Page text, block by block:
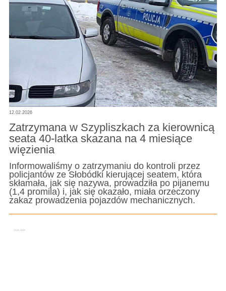
12.02.2026
Zatrzymana w Szypliszkach za kierownicą
seata 40-latka skazana na 4 miesiące
więzienia
Informowaliśmy o zatrzymaniu do kontroli przez
policjantów ze Słobódki kierującej seatem, która
skłamała, jak się nazywa, prowadziła po pijanemu
(1,4 promila) i, jak się okazało, miała orzeczony
zakaz prowadzenia pojazdów mechanicznych.